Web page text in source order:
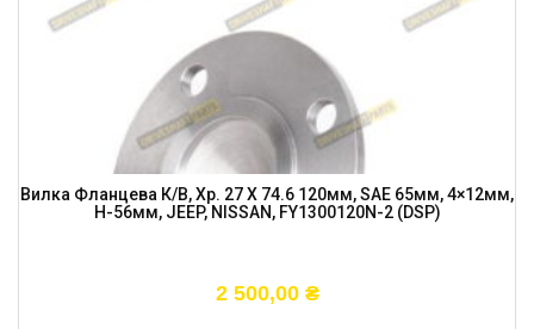
Вилка Фланцева К/в, Хр. 27 X 74.6 120мм, SAE 65мм, 4×12мм,
H-56мм, JEEP, NISSAN, FY1300120N-2 (DSP)
2 500,00 ₴